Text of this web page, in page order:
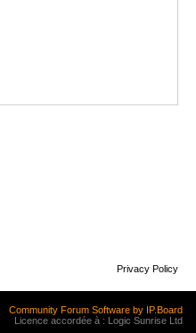
Privacy Policy
Community Forum Software by IP.Board
Licence accordée à : Logic Sunrise Ltd